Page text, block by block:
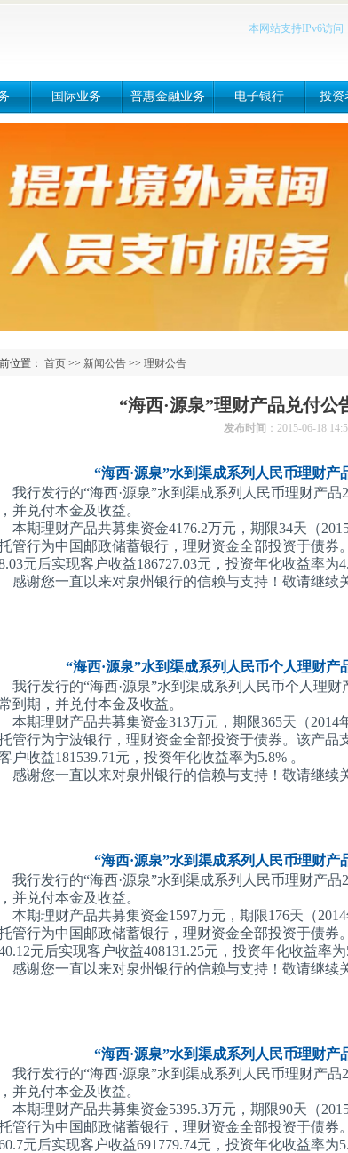
本网站支持IPv6访问
国际业务 普惠金融业务 电子银行 投资
位置： 首页 >> 新闻公告 >> 理财公告
“海西·源泉”理财产品兑付公
发布时间 ：2015-06-18
“海西·源泉”水到渠成系列人民币理财产
我行发行的“海西·源泉”水到渠成系列人民币理财产品
并兑付本金及收益。
本期理财产品共募集资金4176.2万元，期限34天（
管行为中国邮政储蓄银行，理财资金全部投资于债券
元后实现客户收益186727.03元，投资年化收益率为
感谢您一直以来对泉州银行的信赖与支持！敬请继续
“海西·源泉”水到渠成系列人民币个人理财产
我行发行的“海西·源泉”水到渠成系列人民币个人理财
到期，并兑付本金及收益。
本期理财产品共募集资金313万元，期限365天（2014
管行为宁波银行，理财资金全部投资于债券。该产品
户收益181539.71元，投资年化收益率为5.8% 。
感谢您一直以来对泉州银行的信赖与支持！敬请继续
“海西·源泉”水到渠成系列人民币理财产
我行发行的“海西·源泉”水到渠成系列人民币理财产品
并兑付本金及收益。
本期理财产品共募集资金1597万元，期限176天（
管行为中国邮政储蓄银行，理财资金全部投资于债券
元后实现客户收益408131.25元，投资年化收益率为
感谢您一直以来对泉州银行的信赖与支持！敬请继续
“海西·源泉”水到渠成系列人民币理财产
我行发行的“海西·源泉”水到渠成系列人民币理财产品
并兑付本金及收益。
本期理财产品共募集资金5395.3万元，期限90天（
管行为中国邮政储蓄银行，理财资金全部投资于债券
元后实现客户收益691779.74元，投资年化收益率为